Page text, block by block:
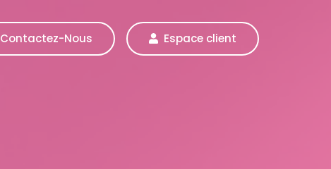
Contactez-Nous Espace client